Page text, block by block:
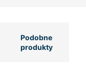
Podobne
produkty